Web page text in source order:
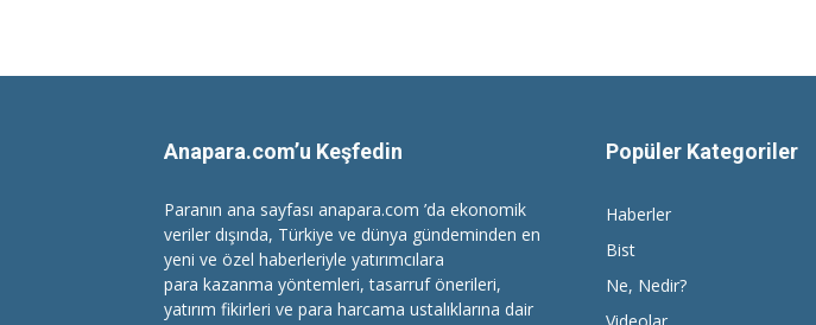
Anapara.com’u Keşfedin
Paranın ana sayfası anapara.com ’da ekonomik
veriler dışında, Türkiye ve dünya gündeminden en
yeni ve özel haberleriyle yatırımcılara
para kazanma yöntemleri, tasarruf önerileri,
yatırım fikirleri ve para harcama ustalıklarına dair
Popüler Kategoriler
Haberler
Bist
Ne, Nedir?